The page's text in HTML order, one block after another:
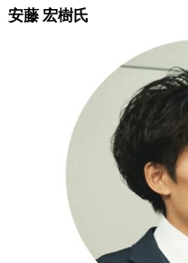
安藤 宏樹氏